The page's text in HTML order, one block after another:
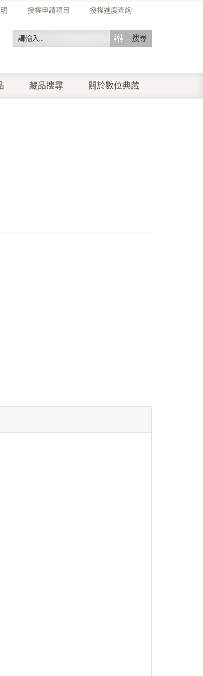
授權申請項目 授權進度查詢
搜尋
藏品搜尋 關於數位典藏